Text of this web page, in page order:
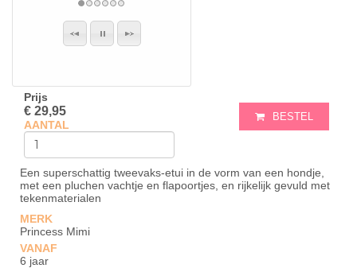
Prijs
€ 29,95
AANTAL
BESTEL
Een superschattig tweevaks-etui in de vorm van een hondje,
met een pluchen vachtje en flapoortjes, en rijkelijk gevuld met
tekenmaterialen
MERK
Princess Mimi
VANAF
6 jaar